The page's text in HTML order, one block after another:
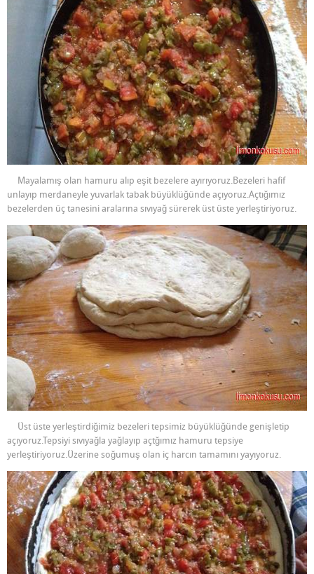
Mayalamış olan hamuru alıp eşit bezelere ayırıyoruz.Bezeleri hafif
unlayıp merdaneyle yuvarlak tabak büyüklüğünde açıyoruz.Açtığımız
bezelerden üç tanesini aralarına sıvıyağ sürerek üst üste yerleştiriyoruz.
Üst üste yerleştirdiğimiz bezeleri tepsimiz büyüklüğünde genişletip
açıyoruz.Tepsiyi sıvıyağla yağlayıp açtğımız hamuru tepsiye
yerleştiriyoruz.Üzerine soğumuş olan iç harcın tamamını yayıyoruz.